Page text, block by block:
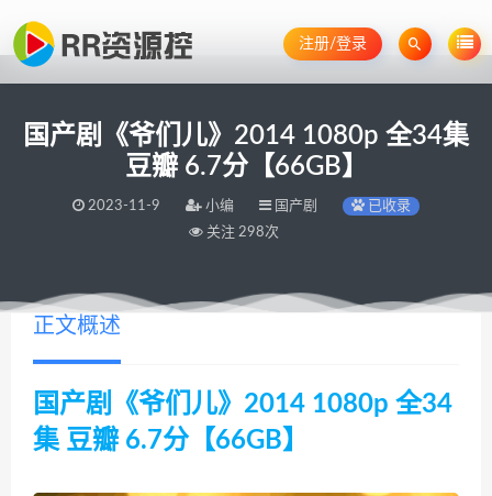
注册/登录
国产剧《爷们儿》2014 1080p 全34集
豆瓣 6.7分【66GB】
2023-11-9 小编 国产剧
已收录
关注 298次
正文概述
国产剧《爷们儿》2014 1080p 全34
集 豆瓣 6.7分【66GB】